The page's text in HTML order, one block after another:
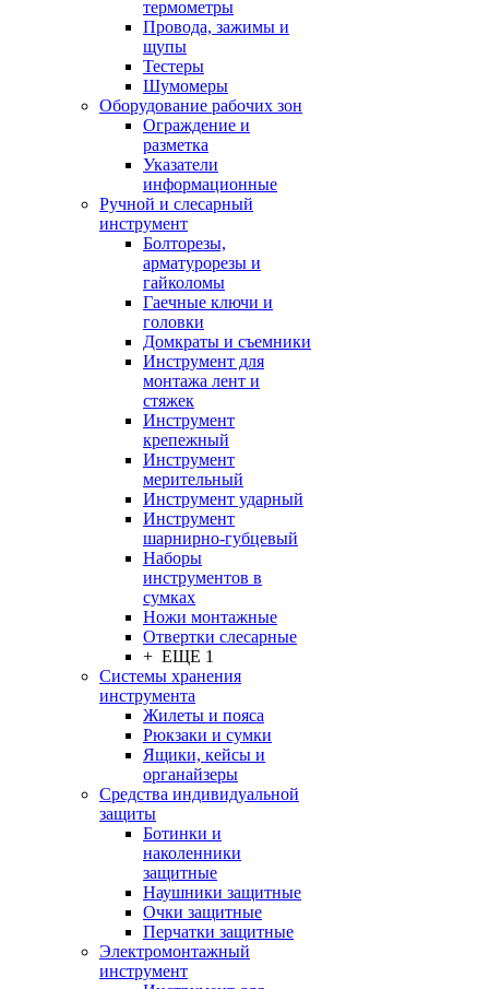
термометры
Провода, зажимы и
щупы
Тестеры
Шумомеры
Оборудование рабочих зон
Ограждение и
разметка
Указатели
информационные
Ручной и слесарный
инструмент
Болторезы,
арматурорезы и
гайколомы
Гаечные ключи и
головки
Домкраты и съемники
Инструмент для
монтажа лент и
стяжек
Инструмент
крепежный
Инструмент
мерительный
Инструмент ударный
Инструмент
шарнирно-губцевый
Наборы
инструментов в
сумках
Ножи монтажные
Отвертки слесарные
+ ЕЩЕ 1
Системы хранения
инструмента
Жилеты и пояса
Рюкзаки и сумки
Ящики, кейсы и
органайзеры
Средства индивидуальной
защиты
Ботинки и
наколенники
защитные
Наушники защитные
Очки защитные
Перчатки защитные
Электромонтажный
инструмент